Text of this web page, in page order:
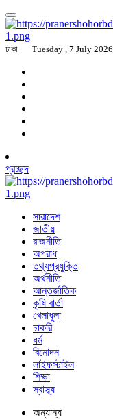
ঢাকা Tuesday , 7 July 2026
প্রচ্ছদ
সারাদেশ
জাতীয়
রাজনীতি
অপরাধ
তথ্যপ্রযুক্তি
অর্থনীতি
আন্তর্জাতিক
কৃষি বার্তা
খেলাধুলা
চাকরি
ধর্ম
বিনোদন
লাইফস্টাইল
শিক্ষা
স্বাস্থ্য
অন্যান্য